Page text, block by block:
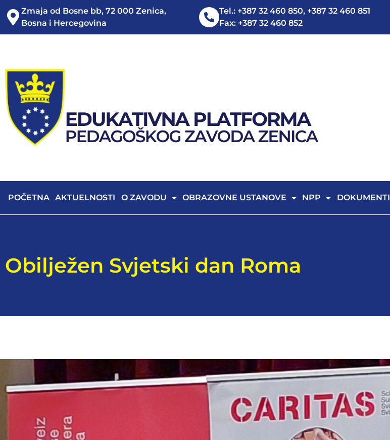
Zmaja od Bosne bb, 72 000 Zenica,
Bosna i Hercegovina
Tel.: +387 32 460 850, +387 32 460 851
Fax: +387 32 460 852
POČETNA AKTUELNOSTI O ZAVODU OBRAZOVNE USTANOVE NPP DOKUMENTI
Obilježen Svjetski dan Roma